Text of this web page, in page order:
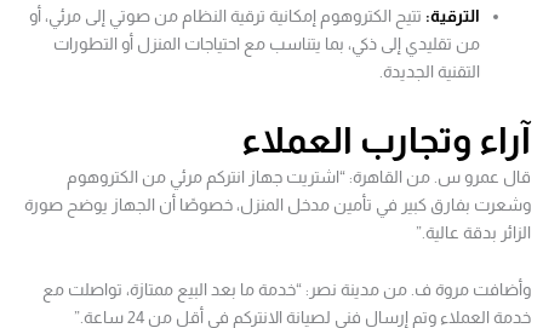
الترقية: تتيح الكتروهوم إمكانية ترقية النظام من صوتي إلى مرئي، أو
من تقليدي إلى ذكي، بما يتناسب مع احتياجات المنزل أو التطورات
التقنية الجديدة.
آراء وتجارب العملاء
قال عمرو س. من القاهرة: “اشتريت جهاز انتركم مرئي من الكتروهوم
وشعرت بفارق كبير في تأمين مدخل المنزل، خصوصًا أن الجهاز يوضح صورة
الزائر بدقة عالية.”
وأضافت مروة ف. من مدينة نصر: “خدمة ما بعد البيع ممتازة، تواصلت مع
خدمة العملاء وتم إرسال فني لصيانة الانتركم في أقل من 24 ساعة.”